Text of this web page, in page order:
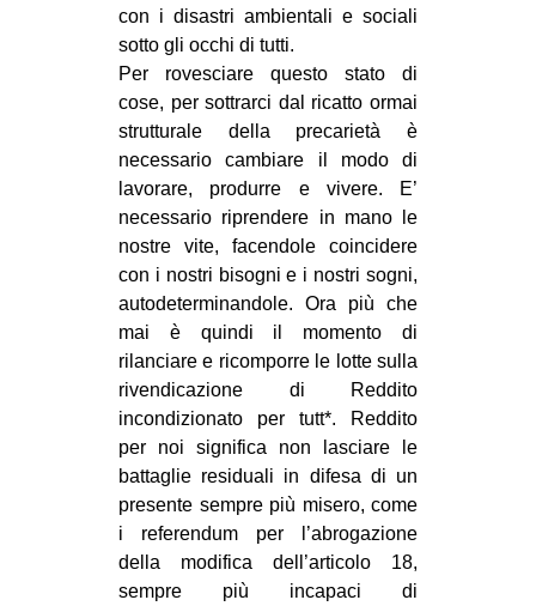
ESTREMO ORIENTE
EUROPA
MEDIO ORIENTE
MONDO
EVENTI
in
bsky
ms
SEARCH
con i disastri ambientali e sociali
sotto gli occhi di tutti.
Per rovesciare questo stato di
cose, per sottrarci dal ricatto ormai
strutturale della precarietà è
necessario cambiare il modo di
lavorare, produrre e vivere. E’
necessario riprendere in mano le
nostre vite, facendole coincidere
con i nostri bisogni e i nostri sogni,
autodeterminandole. Ora più che
mai è quindi il momento di
rilanciare e ricomporre le lotte sulla
rivendicazione di Reddito
incondizionato per tutt*. Reddito
per noi significa non lasciare le
battaglie residuali in difesa di un
presente sempre più misero, come
i referendum per l’abrogazione
della modifica dell’articolo 18,
sempre più incapaci di